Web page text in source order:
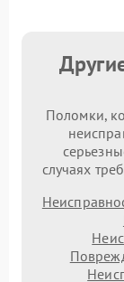
Поломки,
случаях